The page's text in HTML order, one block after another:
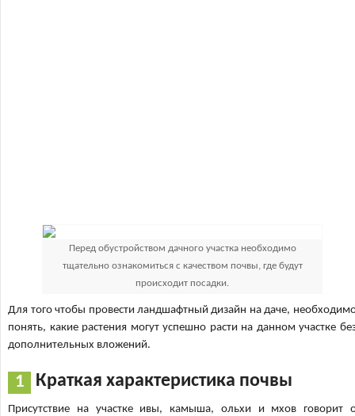
Перед обустройством дачного участка необходимо
тщательно ознакомиться с качеством почвы, где будут
происходит посадки.
Для того чтобы провести ландшафтный дизайн на даче,
понять, какие растения могут успешно расти на данном участке
дополнительных вложений.
Краткая характеристика почвы
Присутствие на участке ивы, камыша, ольхи и мхов говорит